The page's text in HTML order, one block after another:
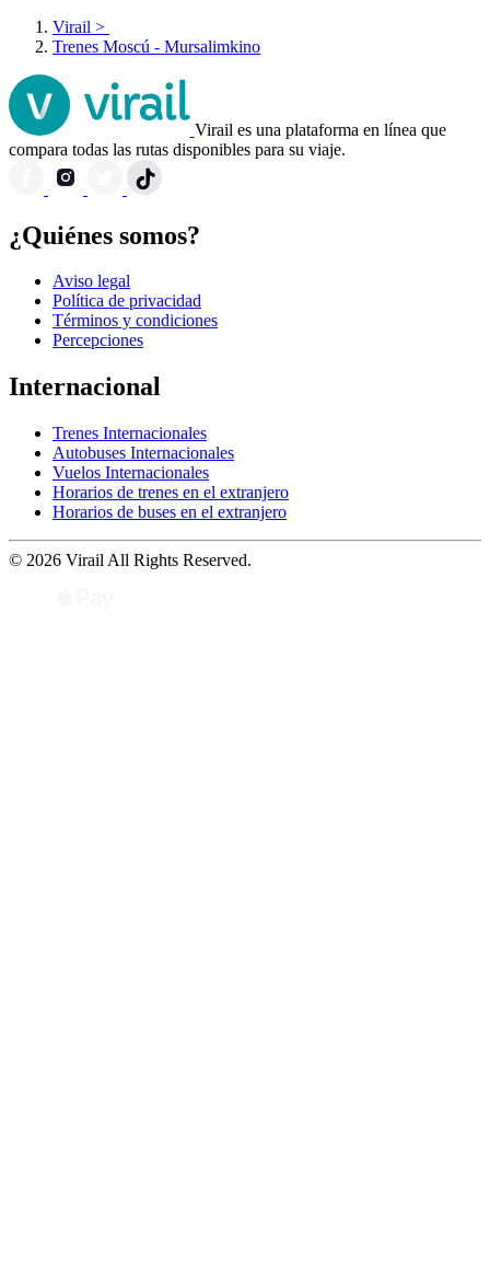
Virail >
Trenes Moscú - Mursalimkino
Virail es una plataforma en línea que
compara todas las rutas disponibles para su viaje.
¿Quiénes somos?
Aviso legal
Política de privacidad
Términos y condiciones
Percepciones
Internacional
Trenes Internacionales
Autobuses Internacionales
Vuelos Internacionales
Horarios de trenes en el extranjero
Horarios de buses en el extranjero
© 2026 Virail All Rights Reserved.